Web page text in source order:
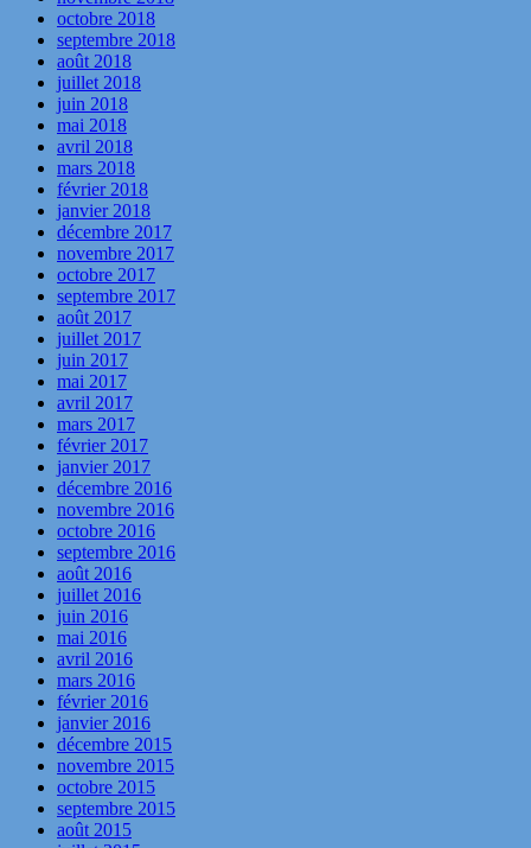
octobre 2018
septembre 2018
août 2018
juillet 2018
juin 2018
mai 2018
avril 2018
mars 2018
février 2018
janvier 2018
décembre 2017
novembre 2017
octobre 2017
septembre 2017
août 2017
juillet 2017
juin 2017
mai 2017
avril 2017
mars 2017
février 2017
janvier 2017
décembre 2016
novembre 2016
octobre 2016
septembre 2016
août 2016
juillet 2016
juin 2016
mai 2016
avril 2016
mars 2016
février 2016
janvier 2016
décembre 2015
novembre 2015
octobre 2015
septembre 2015
août 2015